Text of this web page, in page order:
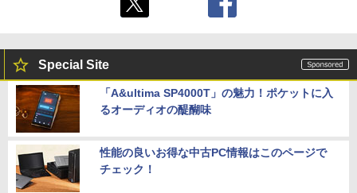
Special Site
「A&ultima SP4000T」の魅力！ポケットに入
るオーディオの醍醐味
性能の良いお得な中古PC情報はこのページで
チェック！